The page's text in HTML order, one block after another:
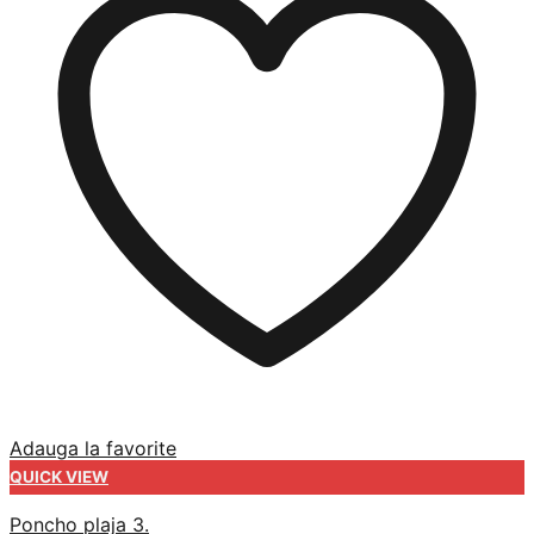
Adauga la favorite
QUICK VIEW
Poncho plaja 3.